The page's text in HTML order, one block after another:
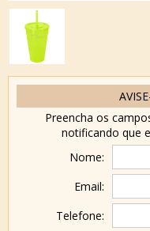
Preencha os
notificando que
Nome:
Email:
Telefone: